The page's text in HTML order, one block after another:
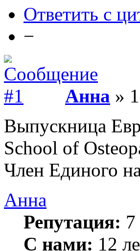
Ответить с
−
Анна »
Выпускница
School of
Член Единого
Анна
Репутация: 7
С нами: 12